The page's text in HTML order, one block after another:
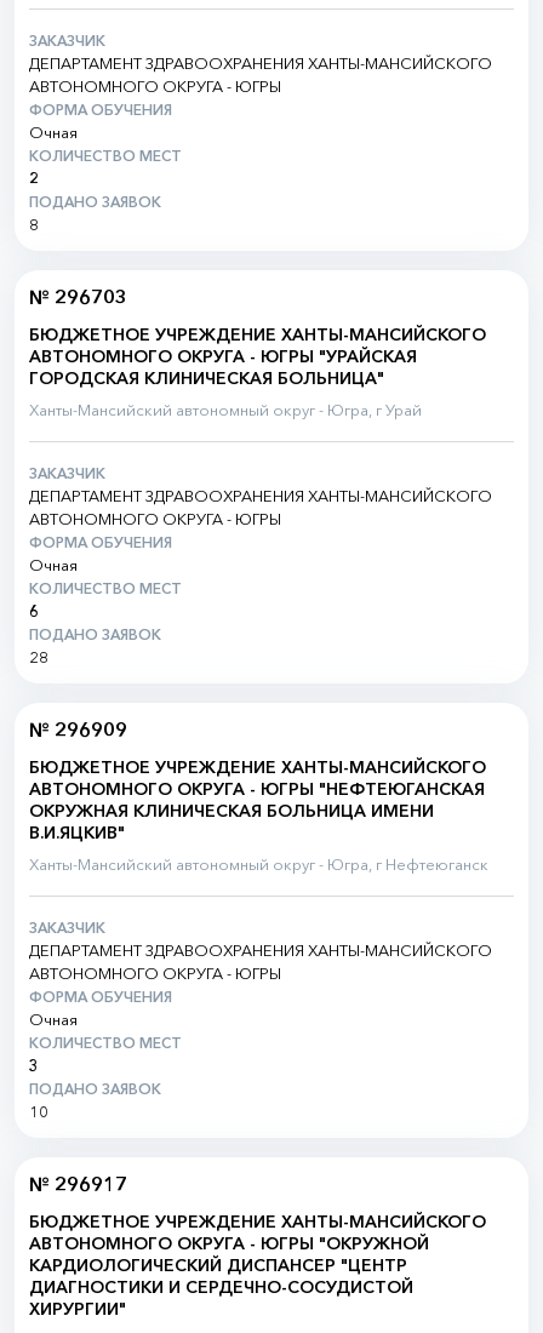
ЗАКАЗЧИК
ДЕПАРТАМЕНТ ЗДРАВООХРАНЕНИЯ ХАНТЫ-МАНСИЙСКОГО
АВТОНОМНОГО ОКРУГА - ЮГРЫ
ФОРМА ОБУЧЕНИЯ
Очная
КОЛИЧЕСТВО МЕСТ
2
ПОДАНО ЗАЯВОК
8
№ 296703
БЮДЖЕТНОЕ УЧРЕЖДЕНИЕ ХАНТЫ-МАНСИЙСКОГО
АВТОНОМНОГО ОКРУГА - ЮГРЫ "УРАЙСКАЯ
ГОРОДСКАЯ КЛИНИЧЕСКАЯ БОЛЬНИЦА"
Ханты-Мансийский автономный округ - Югра, г Урай
ЗАКАЗЧИК
ДЕПАРТАМЕНТ ЗДРАВООХРАНЕНИЯ ХАНТЫ-МАНСИЙСКОГО
АВТОНОМНОГО ОКРУГА - ЮГРЫ
ФОРМА ОБУЧЕНИЯ
Очная
КОЛИЧЕСТВО МЕСТ
6
ПОДАНО ЗАЯВОК
28
№ 296909
БЮДЖЕТНОЕ УЧРЕЖДЕНИЕ ХАНТЫ-МАНСИЙСКОГО
АВТОНОМНОГО ОКРУГА - ЮГРЫ "НЕФТЕЮГАНСКАЯ
ОКРУЖНАЯ КЛИНИЧЕСКАЯ БОЛЬНИЦА ИМЕНИ
В.И.ЯЦКИВ"
Ханты-Мансийский автономный округ - Югра, г Нефтеюганск
ЗАКАЗЧИК
ДЕПАРТАМЕНТ ЗДРАВООХРАНЕНИЯ ХАНТЫ-МАНСИЙСКОГО
АВТОНОМНОГО ОКРУГА - ЮГРЫ
ФОРМА ОБУЧЕНИЯ
Очная
КОЛИЧЕСТВО МЕСТ
3
ПОДАНО ЗАЯВОК
10
№ 296917
БЮДЖЕТНОЕ УЧРЕЖДЕНИЕ ХАНТЫ-МАНСИЙСКОГО
АВТОНОМНОГО ОКРУГА - ЮГРЫ "ОКРУЖНОЙ
КАРДИОЛОГИЧЕСКИЙ ДИСПАНСЕР "ЦЕНТР
ДИАГНОСТИКИ И СЕРДЕЧНО-СОСУДИСТОЙ
ХИРУРГИИ"